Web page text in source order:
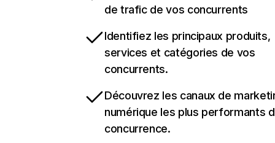
de trafic de vos concurrents
Identifiez les principaux produits,
services et catégories de vos
concurrents.
Découvrez les canaux de
numérique les plus performants
concurrence.